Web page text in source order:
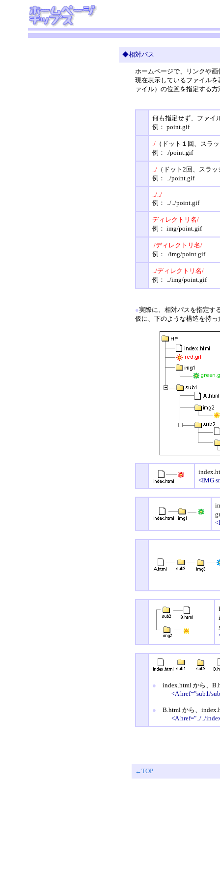
◆相対パス
ホームページで、リンクや
現在表示しているファイル
ァイル）の位置を指定する方
何も指定せず、ファイ
例： point.gif
./ （ドット１回、スラ
例： ./point.gif
../ （ドット2回、スラ
例： ../point.gif
../../
例： ../../point.gif
ディレクトリ名/
例： img/point.gif
./ディレクトリ名/
例： ./img/point.gif
../ディレクトリ名/
例： ../img/point.gif
●実際に、相対パスを指定す
仮に、下のような構造を持
<IMG
● index.html から、
<A href="sub1/
● B.html から、
<A href="../../
←TOP